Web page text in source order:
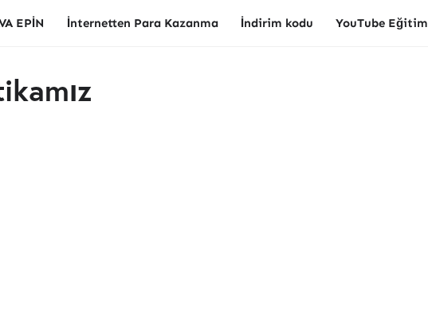
EPİN İnternetten Para Kazanma İndirim kodu YouTube Eğitim